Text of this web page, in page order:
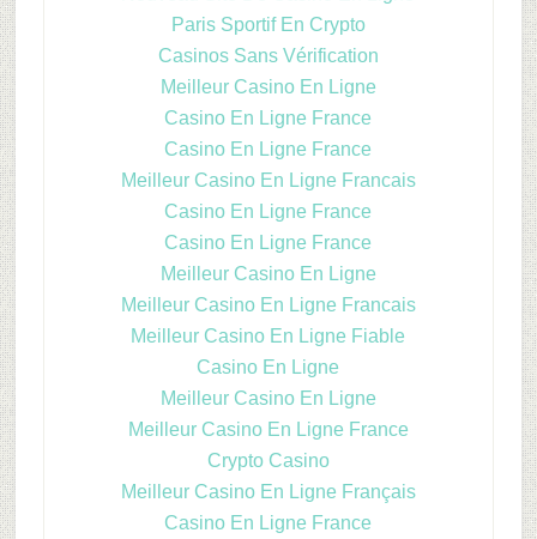
Paris Sportif En Crypto
Casinos Sans Vérification
Meilleur Casino En Ligne
Casino En Ligne France
Casino En Ligne France
Meilleur Casino En Ligne Francais
Casino En Ligne France
Casino En Ligne France
Meilleur Casino En Ligne
Meilleur Casino En Ligne Francais
Meilleur Casino En Ligne Fiable
Casino En Ligne
Meilleur Casino En Ligne
Meilleur Casino En Ligne France
Crypto Casino
Meilleur Casino En Ligne Français
Casino En Ligne France